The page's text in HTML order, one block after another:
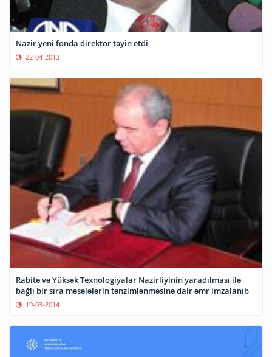
Nazir yeni fonda direktor təyin etdi
22-04-2013
Rabitə və Yüksək Texnologiyalar Nazirliyinin yaradılması ilə
bağlı bir sıra məsələlərin tənzimlənməsinə dair əmr imzalanıb
19-03-2014